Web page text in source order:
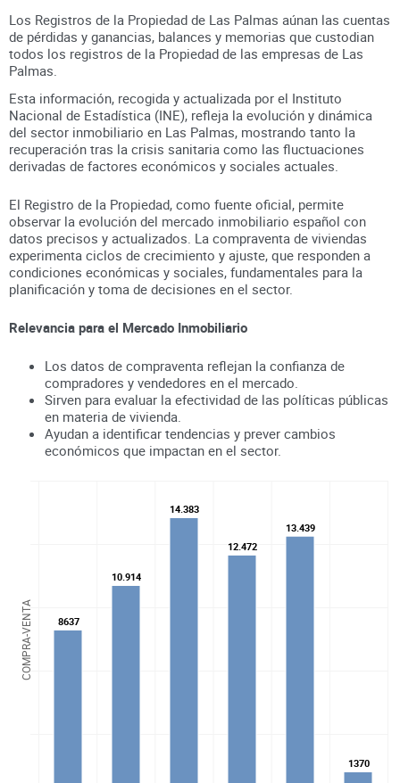
Los Registros de la Propiedad de Las Palmas aúnan las cuentas
de pérdidas y ganancias, balances y memorias que custodian
todos los registros de la Propiedad de las empresas de Las
Palmas
Esta información, recogida y actualizada por el Instituto
Nacional de Estadística (INE), refleja la evolución y dinámica
del sector inmobiliario en Las Palmas, mostrando tanto la
recuperación tras la crisis sanitaria como las fluctuaciones
derivadas de factores económicos y sociales actuales.
El Registro de la Propiedad, como fuente oficial, permite
observar la evolución del mercado inmobiliario español con
datos precisos y actualizados. La compraventa de viviendas
experimenta ciclos de crecimiento y ajuste, que responden a
condiciones económicas y sociales, fundamentales para la
planificación y toma de decisiones en el sector.
Relevancia para el Mercado Inmobiliario
Los datos de compraventa reflejan la confianza de
compradores y vendedores en el mercado.
Sirven para evaluar la efectividad de las políticas públicas
en materia de vivienda.
Ayudan a identificar tendencias y prever cambios
económicos que impactan en el sector.
COMPRA-VENTA 8637
8637
10.914
10.914
14.383
14.383
12.472
12.472
13.439
13.439
1370
1370